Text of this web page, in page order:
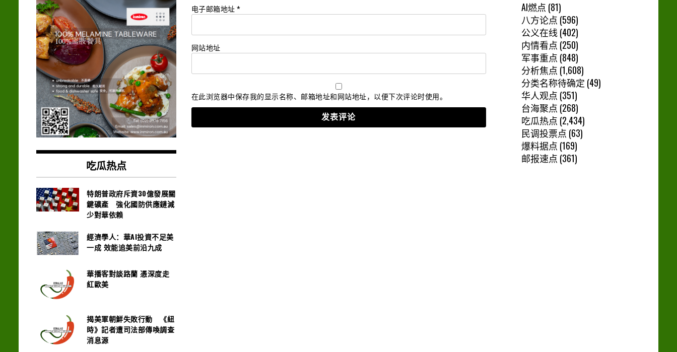
电子邮箱地址 *
网站地址
在此浏览器中保存我的显示名称、邮箱地址和网站地址，以便下次评论时使用。
吃瓜热点
特朗普政府斥資30億發展關
鍵礦產 強化國防供應鏈減
少對華依賴
經濟學人：華AI投資不足美
一成 效能追美前沿九成
華播客對談路蘭 憑深度走
紅歐美
揭美軍朝鮮失敗行動 《紐
時》記者遭司法部傳喚調查
消息源
AI燃点 (81)
八方论点 (596)
公义在线(402)
内情看点 (250)
军事重点 (848)
分析焦点 (1,608)
分类名称待确定 (49)
华人观点 (351)
台海聚点 (268)
吃瓜热点 (2,434)
民调投票点 (63)
爆料据点 (169)
邮报速点 (361)